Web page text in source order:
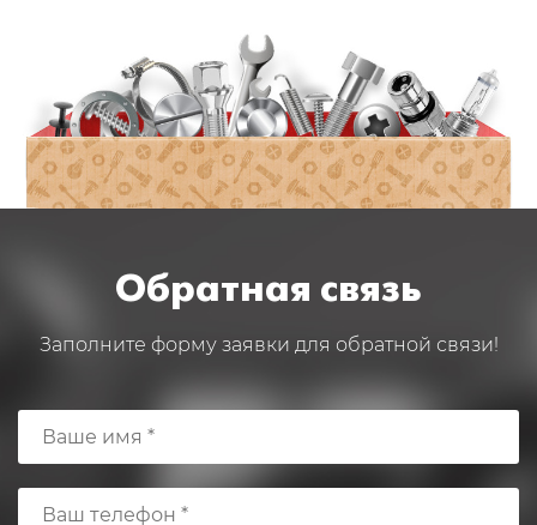
Обратная связь
Заполните форму заявки для обратной связи!